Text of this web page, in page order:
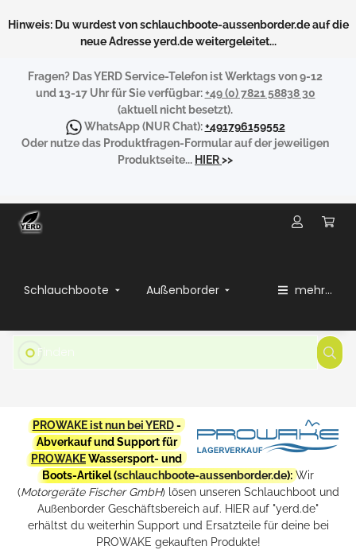
Hinweis: Du wurdest von schlauchboote-aussenborder.de auf die
neue Adresse yerd.de weitergeleitet...
Fragen? Das YERD Service-Telefon ist Werktags von 9-12
und 13-17 Uhr für Sie verfügbar:+49 (0) 7821 58838 30
(aktuell nicht besetzt).
WhatsApp(NUR Chat):+491796159552
Oder nutze das Produktfragen-Formular auf der jeweiligen
Produktseite... HIER>>
Schlauchboote Außenborder mehr...
PROWAKE ist nun bei YERD-
Abverkauf und Support für
PROWAKEWassersport- und
Boots-Artikel (schlauchboote-aussenborder.de): Wir
(Motorgeräte Fischer GmbH) lösen unseren Schlauchboot und
Außenborder Geschäftsbereich auf. HIER auf "yerd.de"
erhältst du weiterhin Support und Ersatzteile für deine bei
PROWAKE gekauften Produkte!